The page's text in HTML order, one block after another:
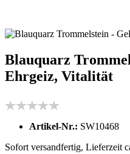
Blauquarz
Ehrgeiz, Vitalität
Artikel-Nr.: SW10468
Sofort versandfertig, Lieferzeit